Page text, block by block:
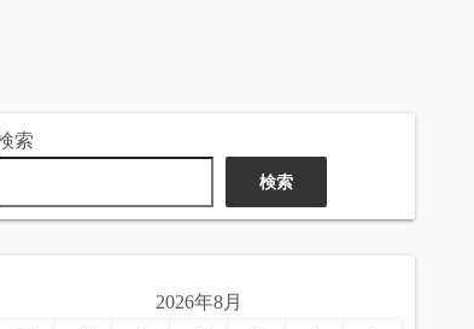
索
検索
2026年8月